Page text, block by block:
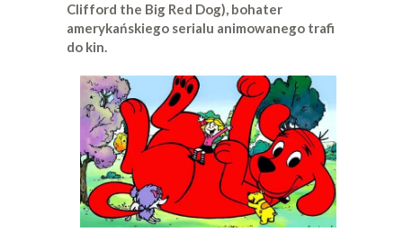
Clifford the Big Red Dog), bohater
amerykańskiego serialu animowanego trafi
do kin.